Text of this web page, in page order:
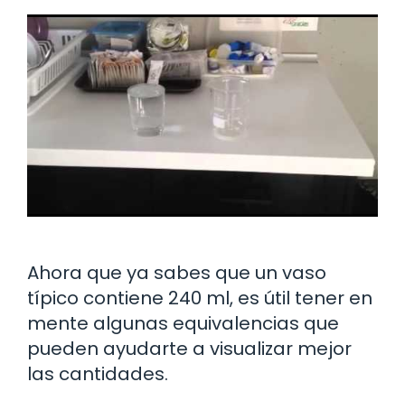
Ahora que ya sabes que un vaso
típico contiene 240 ml, es útil tener en
mente algunas equivalencias que
pueden ayudarte a visualizar mejor
las cantidades.